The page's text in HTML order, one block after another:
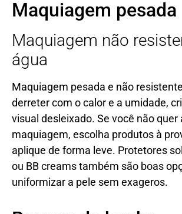
Maquiagem pesada
Maquiagem não
água
Maquiagem pesada e não
derreter com o calor e a umidade,
visual desleixado. Se você não quer
maquiagem, escolha produtos à
aplique de forma leve. Protetores
ou BB creams também são boas
uniformizar a pele sem exageros.